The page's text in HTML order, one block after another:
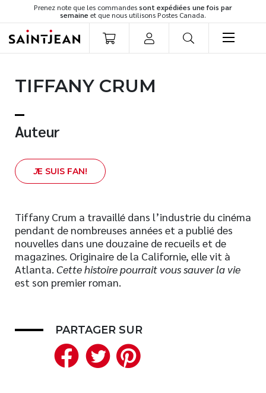
Prenez note que les commandessont expédiées une fois par
semaine et que nous utilisons Postes Canada.
Romans
Développement personnel
Spiritualité
Famille
Témoignages
Vie pratique
Finances
Nouveautés
Meilleurs vendeurs
Page vedette
TIFFANY CRUM
Auteur
JE SUIS FAN!
Tiffany Crum a travaillé dans l’industrie du cinéma
pendant de nombreuses années et a publié des
nouvelles dans une douzaine de recueils et de
magazines. Originaire de la Californie, elle vit à
Atlanta. Cette histoire pourrait vous sauver la vie
est son premier roman.
PARTAGER SUR
Facebook
Twitter